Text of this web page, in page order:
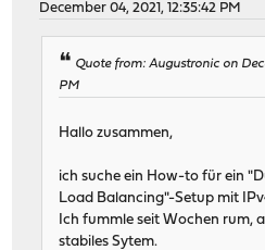
December 04, 2021, 12:35:42 PM
Quote from: Augustronic on
PM
Hallo zusammen,
ich suche ein How-to für ein
Load Balancing"-Setup mit
Ich fummle seit Wochen rum,
stabiles Sytem.